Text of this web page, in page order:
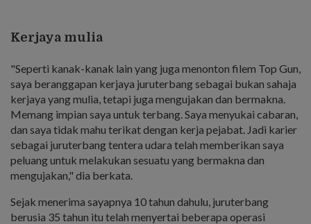
Kerjaya mulia
"Seperti kanak-kanak lain yang juga menonton filem Top Gun,
saya beranggapan kerjaya juruterbang sebagai bukan sahaja
kerjaya yang mulia, tetapi juga mengujakan dan bermakna.
Memang impian saya untuk terbang. Saya menyukai cabaran,
dan saya tidak mahu terikat dengan kerja pejabat. Jadi karier
sebagai juruterbang tentera udara telah memberikan saya
peluang untuk melakukan sesuatu yang bermakna dan
mengujakan," dia berkata.
Sejak menerima sayapnya 10 tahun dahulu, juruterbang
berusia 35 tahun itu telah menyertai beberapa operasi